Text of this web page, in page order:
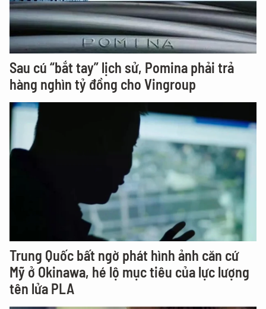
Sau cú “bắt tay” lịch sử, Pomina phải trả
hàng nghìn tỷ đồng cho Vingroup
Trung Quốc bất ngờ phát hình ảnh căn cứ
Mỹ ở Okinawa, hé lộ mục tiêu của lực lượng
tên lửa PLA